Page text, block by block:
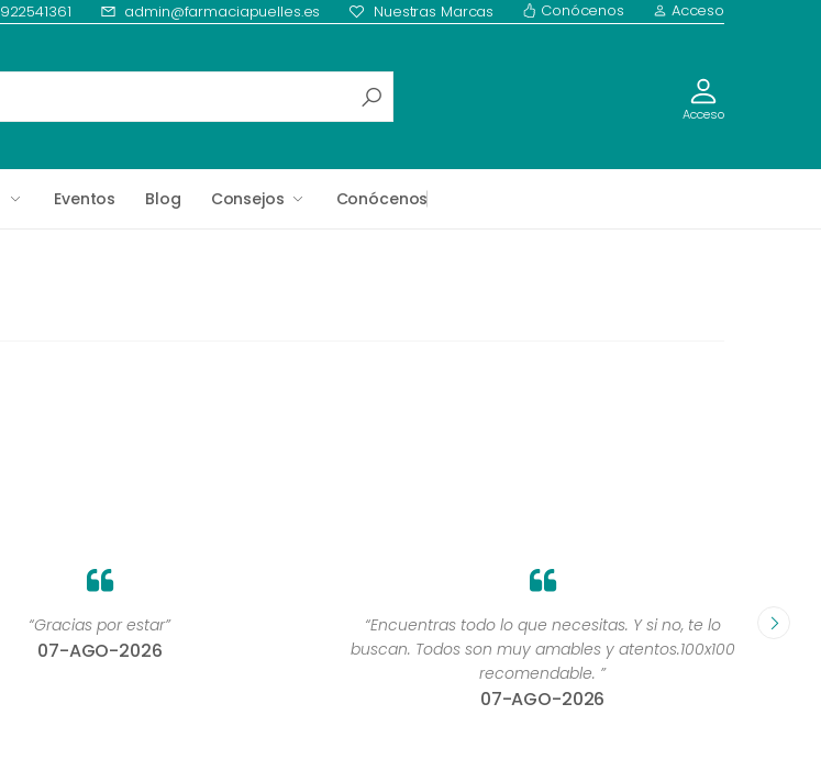
922541361 admin@farmaciapuelles.es Nuestras Marcas Conócenos Acceso
Acceso
Eventos Blog Consejos Conócenos
“Gracias por estar”
07-AGO-2026
“Encuentras todo lo que necesitas. Y si no, te lo
buscan. Todos son muy amables y atentos.100x100
recomendable. ”
07-AGO-2026